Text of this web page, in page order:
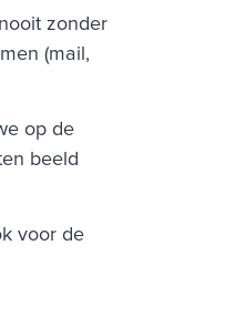
zonder
(mail,
op de
beeld
voor de